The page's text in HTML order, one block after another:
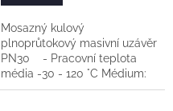
Mosazný kulový
plnoprůtokový masivní uzávěr
PN30 - Pracovní teplota
média -30 - 120 °C Médium:
voda, stlačený vzduch, glykol